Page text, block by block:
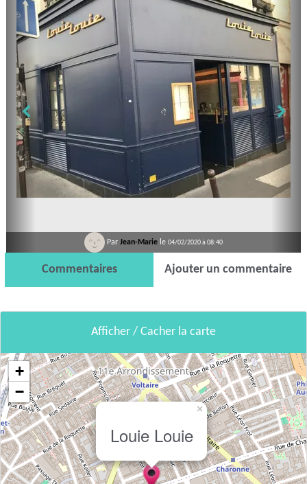
Par Jean-Marie le 04/02/2020 à 08:40
Commentaires Ajouter un commentaire
Afficher / Cacher la carte
Louie Louie
×
+
−